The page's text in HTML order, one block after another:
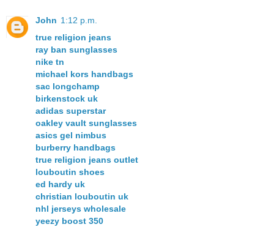
John 1:12 p.m.
true religion jeans
ray ban sunglasses
nike tn
michael kors handbags
sac longchamp
birkenstock uk
adidas superstar
oakley vault sunglasses
asics gel nimbus
burberry handbags
true religion jeans outlet
louboutin shoes
ed hardy uk
christian louboutin uk
nhl jerseys wholesale
yeezy boost 350